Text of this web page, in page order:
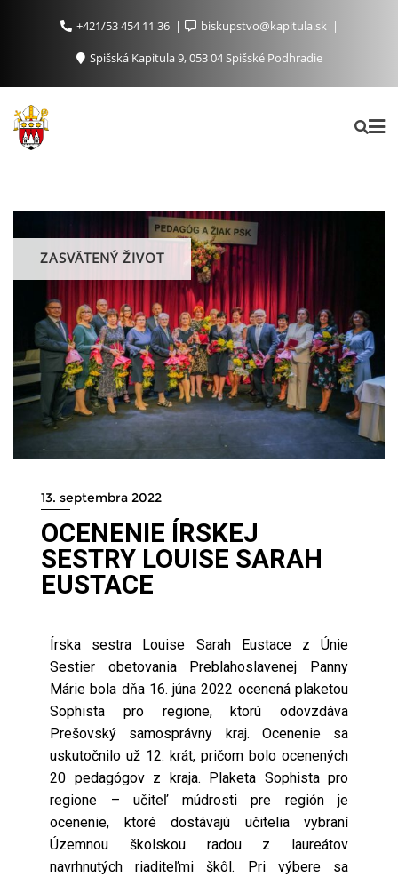
+421/53 454 11 36
biskupstvo@kapitula.sk
Spišská Kapitula 9, 053 04 Spišské Podhradie
ZASVÄTENÝ ŽIVOT
13. septembra 2022
OCENENIE ÍRSKEJ
SESTRY LOUISE SARAH
EUSTACE
Írska sestra Louise Sarah Eustace z Únie
Sestier obetovania Preblahoslavenej Panny
Márie bola dňa 16. júna 2022 ocenená plaketou
Sophista pro regione, ktorú odovzdáva
Prešovský samosprávny kraj. Ocenenie sa
uskutočnilo už 12. krát, pričom bolo ocenených
20 pedagógov z kraja. Plaketa Sophista pro
regione – učiteľ múdrosti pre región je
ocenenie, ktoré dostávajú učitelia vybraní
Územnou školskou radou z laureátov
navrhnutých riaditeľmi škôl. Pri výbere sa